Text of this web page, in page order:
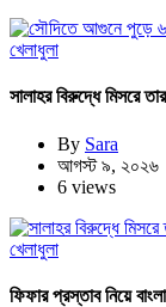
খেলাধুলা
সালাহর বিরুদ্ধে মিসরে
By Sara
আগস্ট ৯, ২০২৬
6 views
খেলাধুলা
ফিফার প্রস্তাব নিয়ে